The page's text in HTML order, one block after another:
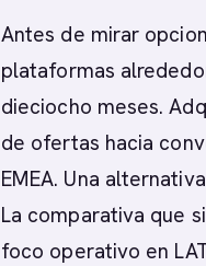
Antes de mirar
plataformas
dieciocho meses.
de ofertas hacia
EMEA. Una
La comparativa que
foco operativo en